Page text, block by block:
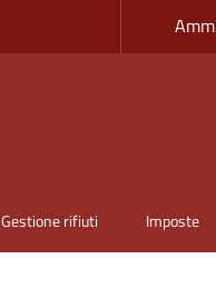
Gestione rifiuti Imposte